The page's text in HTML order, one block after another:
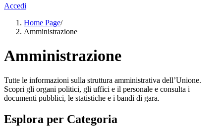
Accedi
Home Page/
Amministrazione
Amministrazione
Tutte le informazioni sulla struttura amministrativa dell’Unione.
Scopri gli organi politici, gli uffici e il personale e consulta i
documenti pubblici, le statistiche e i bandi di gara.
Esplora per Categoria